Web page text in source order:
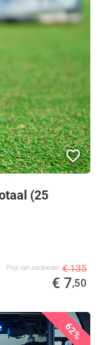
(25
Prijs van aanbieder € 135
€ 7,50
62%